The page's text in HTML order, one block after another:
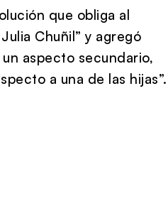
que obliga al
Chuñil” y agregó
aspecto secundario,
a una de las hijas”.